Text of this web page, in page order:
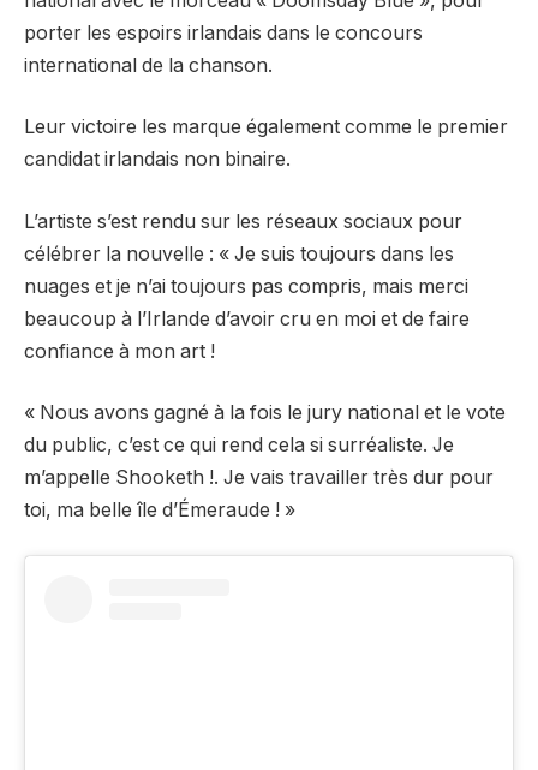
porter les espoirs irlandais dans le concours
international de la chanson.
Leur victoire les marque également comme le premier
candidat irlandais non binaire.
L’artiste s’est rendu sur les réseaux sociaux pour
célébrer la nouvelle : « Je suis toujours dans les
nuages ​​et je n’ai toujours pas compris, mais merci
beaucoup à l’Irlande d’avoir cru en moi et de faire
confiance à mon art !
« Nous avons gagné à la fois le jury national et le vote
du public, c’est ce qui rend cela si surréaliste. Je
m’appelle Shooketh !. Je vais travailler très dur pour
toi, ma belle île d’Émeraude ! »